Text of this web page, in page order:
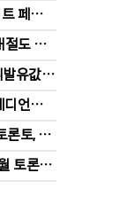
페스티
절도
유값
언타이
론토, 잇
토론토